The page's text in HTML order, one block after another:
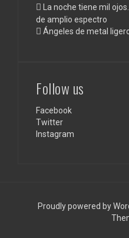
La noche tiene mil
de amplio espectro
Ángeles de metal
Follow us
Facebook
Twitter
Instagram
Proudly powered by